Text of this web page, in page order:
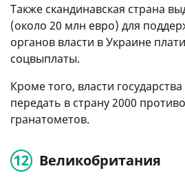
Также скандинавская страна
(около 20 млн евро) для
органов власти в Украине
соцвыплаты.
Кроме того, власти
передать в страну 2000
гранатометов.
Великобритания